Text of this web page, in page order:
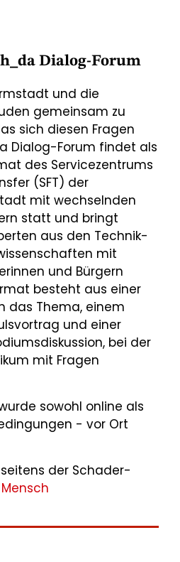
Dialog-Forum
und die
gemeinsam zu
sich diesen Fragen
Dialog-Forum findet als
des Servicezentrums
(SFT) der
mit wechselnden
statt und bringt
aus den Technik-
mit
und Bürgern
besteht aus einer
das Thema, einem
und einer
bei der
mit Fragen
sowohl online als
- vor Ort
der Schader-